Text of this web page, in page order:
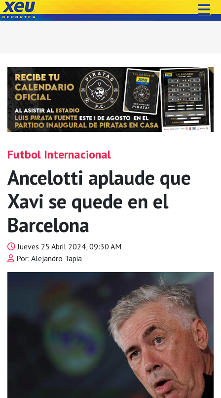
Futbol Internacional
Ancelotti aplaude que
Xavi se quede en el
Barcelona
Jueves 25 Abril 2024, 09:30 AM
Por: Alejandro Tapia